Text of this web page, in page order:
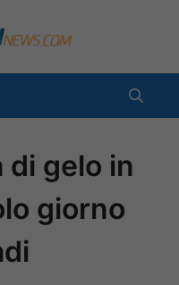
di gelo in
giorno